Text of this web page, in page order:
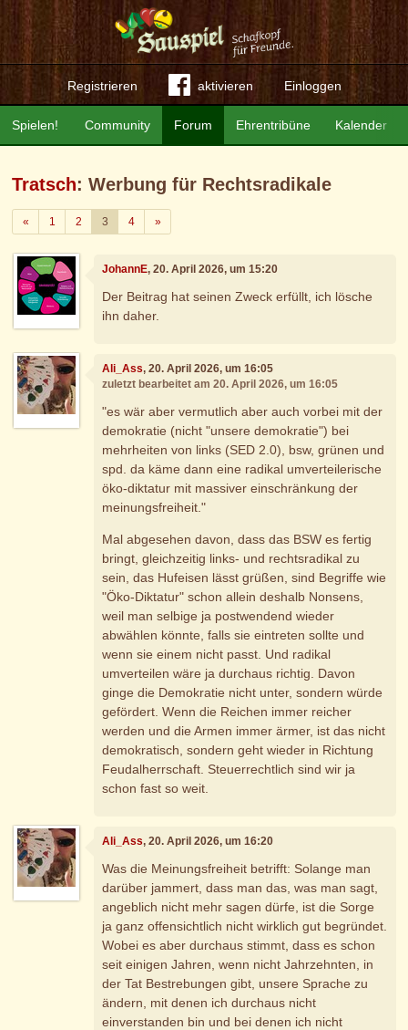
Registrieren aktivieren Einloggen
Community Forum Ehrentribüne Kalender
Spielen!
Tratsch: Werbung für Rechtsradikale
«Zurück
1 2 3 4 »Weiter
JohannE, 20. April 2026, um 15:20
Der Beitrag hat seinen Zweck erfüllt, ich lösche
ihn daher.
Ali_Ass, 20. April 2026, um 16:05
zuletzt bearbeitet am 20. April 2026, um 16:05
"es wär aber vermutlich aber auch vorbei mit der
demokratie (nicht "unsere demokratie") bei
mehrheiten von links (SED 2.0), bsw, grünen und
spd. da käme dann eine radikal umverteilerische
öko-diktatur mit massiver einschränkung der
meinungsfreiheit."
Mal abgesehen davon, dass das BSW es fertig
bringt, gleichzeitig links- und rechtsradikal zu
sein, das Hufeisen lässt grüßen, sind Begriffe wie
"Öko-Diktatur" schon allein deshalb Nonsens,
weil man selbige ja postwendend wieder
abwählen könnte, falls sie eintreten sollte und
wenn sie einem nicht passt. Und radikal
umverteilen wäre ja durchaus richtig. Davon
ginge die Demokratie nicht unter, sondern würde
gefördert. Wenn die Reichen immer reicher
werden und die Armen immer ärmer, ist das nicht
demokratisch, sondern geht wieder in Richtung
Feudalherrschaft. Steuerrechtlich sind wir ja
schon fast so weit.
Ali_Ass, 20. April 2026, um 16:20
Was die Meinungsfreiheit betrifft: Solange man
darüber jammert, dass man das, was man sagt,
angeblich nicht mehr sagen dürfe, ist die Sorge
ja ganz offensichtlich nicht wirklich gut begründet.
Wobei es aber durchaus stimmt, dass es schon
seit einigen Jahren, wenn nicht Jahrzehnten, in
der Tat Bestrebungen gibt, unsere Sprache zu
ändern, mit denen ich durchaus nicht
einverstanden bin und bei denen ich nicht